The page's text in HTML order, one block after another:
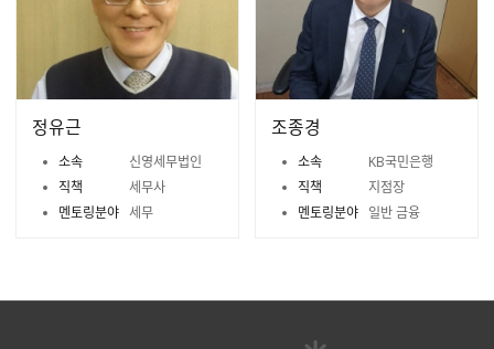
정유근
소속
신영세무법인
직책
세무사
멘토링분야 세무
조종경
소속
KB국민은행
직책
지점장
멘토링분야 일반 금융